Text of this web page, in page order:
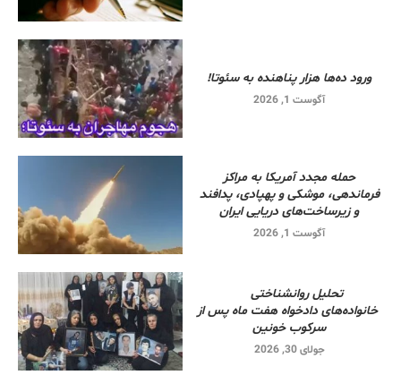
ورود ده‌ها هزار پناهنده به سئوتا!
آگوست 1, 2026
حمله مجدد آمریکا به مراکز
فرماندهی، موشکی و پهپادی، پدافند
و زیرساخت‌های دریایی ایران
آگوست 1, 2026
تحلیل روانشناختی
خانواده‌های دادخواه هفت ماه پس از
سرکوب خونین
جولای 30, 2026